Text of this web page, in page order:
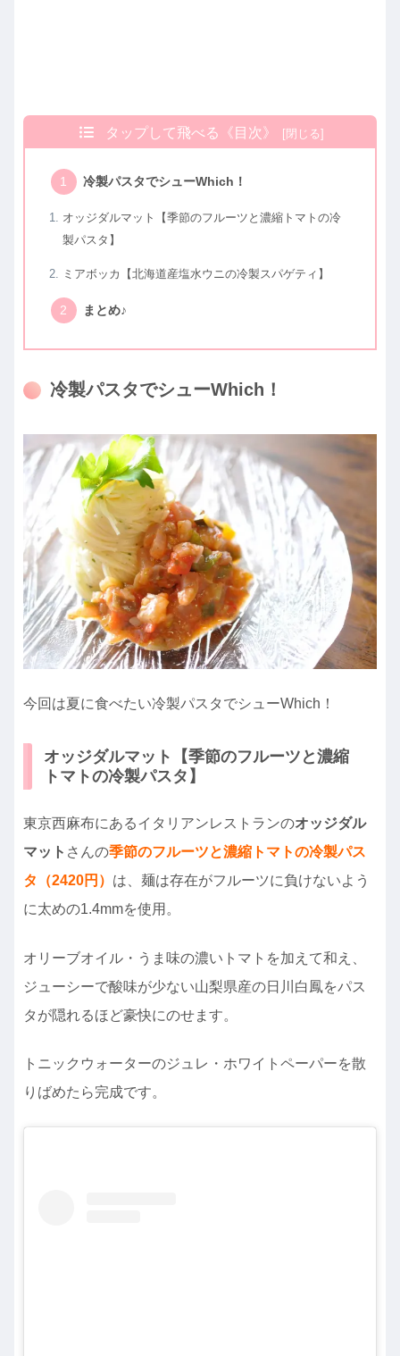
タップして飛べる《目次》
冷製パスタでシューWhich！
オッジダルマット【季節のフルーツと濃縮トマトの冷
製パスタ】
ミアボッカ【北海道産塩水ウニの冷製スパゲティ】
まとめ♪
冷製パスタでシューWhich！
今回は夏に食べたい冷製パスタでシューWhich！
オッジダルマット【季節のフルーツと濃縮
トマトの冷製パスタ】
東京西麻布にあるイタリアンレストランのオッジダル
マット さんの季節のフルーツと濃縮トマトの冷製パス
タ（2420円） は、麺は存在がフルーツに負けないよう
に太めの1.4mmを使用。
オリーブオイル・うま味の濃いトマトを加えて和え、
ジューシーで酸味が少ない山梨県産の日川白鳳をパス
タが隠れるほど豪快にのせます。
トニックウォーターのジュレ・ホワイトペーパーを散
りばめたら完成です。